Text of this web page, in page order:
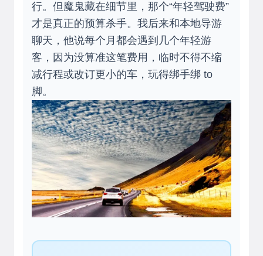
行。但魔鬼藏在细节里，那个“年轻驾驶费”
才是真正的预算杀手。我后来和本地导游
聊天，他说每个月都会遇到几个年轻游
客，因为没算准这笔费用，临时不得不缩
减行程或改订更小的车，玩得绑手绑 to
脚。